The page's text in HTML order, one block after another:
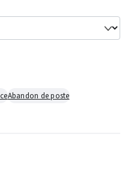
Abandon de poste